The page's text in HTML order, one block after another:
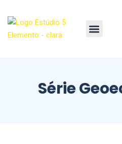
Série